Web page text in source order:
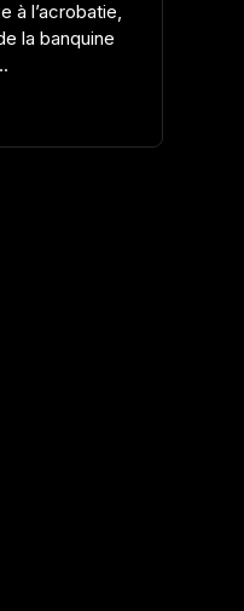
à l’acrobatie,
la banquine